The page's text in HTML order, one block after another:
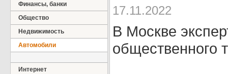
Финансы, банки
Общество
Недвижимость
Автомобили
Интернет
17.11.2022
В Москве
общественного